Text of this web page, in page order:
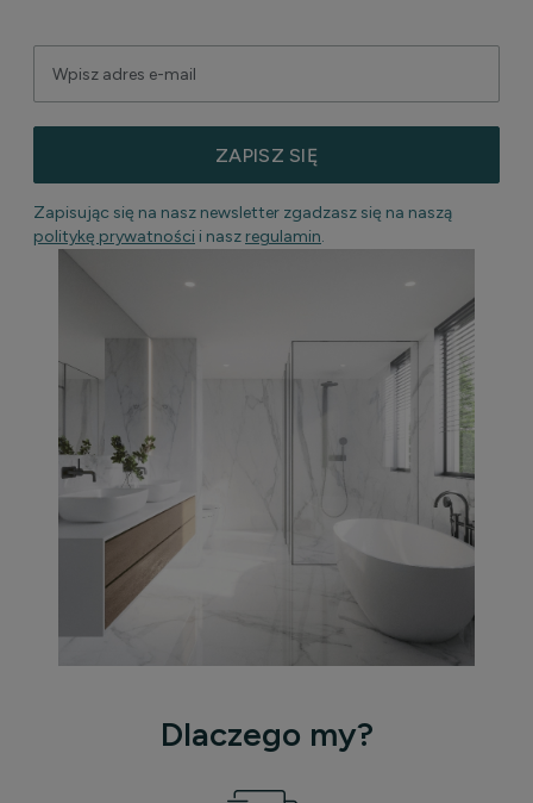
ZAPISZ SIĘ
Zapisując się na nasz newsletter zgadzasz się na naszą
politykę prywatności i nasz regulamin.
Dlaczego my?